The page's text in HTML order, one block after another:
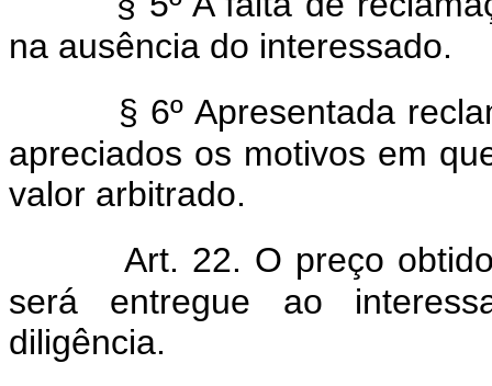
na ausência do interessado.
§ 6º Apresentada
apreciados os motivos em
valor arbitrado.
Art. 22. O preço
será entregue ao
diligência.